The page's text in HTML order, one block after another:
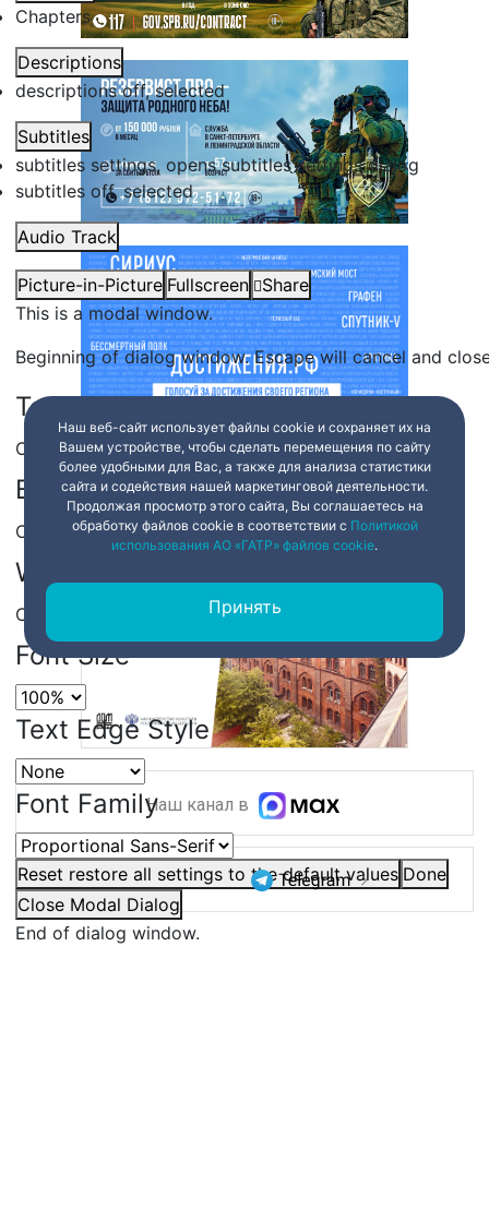
Chapters
Descriptions
descriptions off, selected
Subtitles
subtitles settings, opens subtitles settings dialog
subtitles off, selected
Audio Track
Picture-in-Picture Fullscreen
Share
This is a modal window.
Beginning of dialog window. Escape will cancel and
Text
Color Transparency
Background
Color Transparency
Window
Color Transparency
Font Size
Text Edge Style
Font Family
Reset restore all settings to the default values Done
Close Modal Dialog
End of dialog window.
Наш канал в
Наш канал в
Наш веб-сайт использует файлы cookie и сохраняет их на
Вашем устройстве, чтобы сделать перемещения по сайту
более удобными для Вас, а также для анализа статистики
сайта и содействия нашей маркетинговой деятельности.
Продолжая просмотр этого сайта, Вы соглашаетесь на
обработку файлов cookie в соответствии с Политикой
использования АО «ГАТР» файлов cookie.
Принять